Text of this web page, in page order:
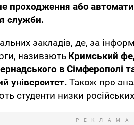
проходження або
служби.
закладів, де, за
називають Кримський
в Сімферополі
університет. Також про
студенти низки